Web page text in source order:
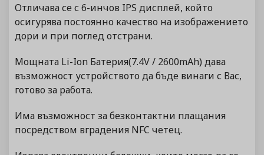
Отличава се с 6-инчов IPS дисплей, който
осигурява постоянно качество на изображението
дори и при поглед отстрани.
Мощната Li-Ion Батерия(7.4V / 2600mAh) дава
възможност устройството да бъде винаги с Вас,
готово за работа.
Има възможност за безконтактни плащания
посредством вградения NFC четец.